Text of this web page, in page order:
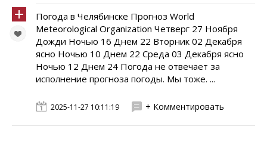
Погода в Челябинске Прогноз World
Meteorological Organization Четверг 27 Ноября
Дожди Ночью 16 Днем 22 Вторник 02 Декабря
ясно Ночью 10 Днем 22 Среда 03 Декабря ясно
Ночью 12 Днем 24 Погода не отвечает за
исполнение прогноза погоды. Мы тоже. ...
2025-11-27 10:11:19 + Комментировать